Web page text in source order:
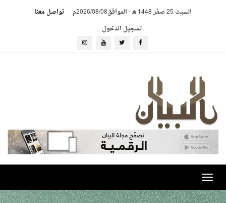
السبت 25 صفر 1448 هـ -الموافق2026/08/08م
تواصل معنا
تسجيل الدخول
Toggle
navigation